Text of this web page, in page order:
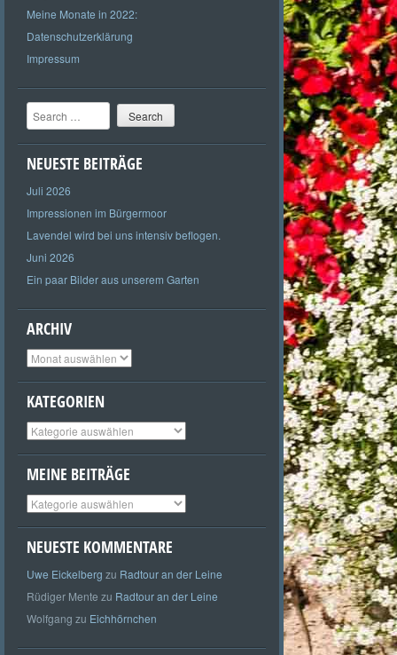
Meine Monate in 2022:
Datenschutzerklärung
Impressum
Search
NEUESTE BEITRÄGE
Juli 2026
Impressionen im Bürgermoor
Lavendel wird bei uns intensiv beflogen.
Juni 2026
Ein paar Bilder aus unserem Garten
ARCHIV
Archiv
KATEGORIEN
Kategorien
MEINE BEITRÄGE
Meine
Beiträge
NEUESTE KOMMENTARE
Uwe Eickelberg zu Radtour an der Leine
Rüdiger Mente zu Radtour an der Leine
Wolfgang zu Eichhörnchen